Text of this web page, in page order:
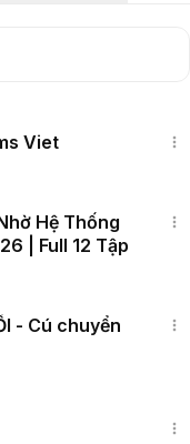
Viet
Hệ Thống
| Full 12 Tập
- Cú chuyển